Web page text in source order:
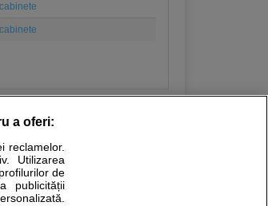
consultul medical direct si
fie unul dintre medicii pe care
a oferi:
reclamelor.
Utilizarea
de
publicității